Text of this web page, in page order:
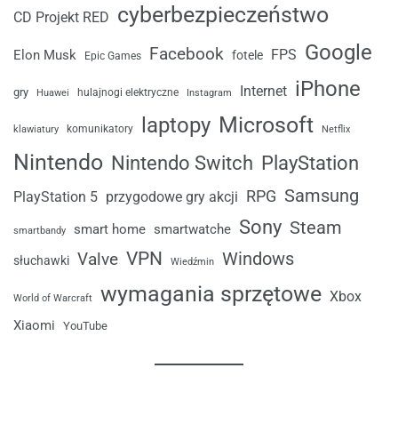
CD Projekt RED cyberbezpieczeństwo
Elon Musk Epic Games Facebook fotele FPS Google
gry Huawei hulajnogi elektryczne Instagram Internet iPhone
klawiatury komunikatory laptopy Microsoft Netflix
Nintendo Nintendo Switch PlayStation
PlayStation 5 przygodowe gry akcji RPG Samsung
smartbandy smart home smartwatche Sony Steam
słuchawki Valve VPN Wiedźmin Windows
World of Warcraft wymagania sprzętowe Xbox
Xiaomi YouTube